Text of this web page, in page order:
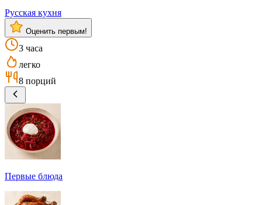
Русская кухня
Оценить первым!
3 часа
легко
8 порций
Первые блюда